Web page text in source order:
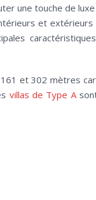
une touche de
et extérieurs
et 302 mètres
villas de Type A